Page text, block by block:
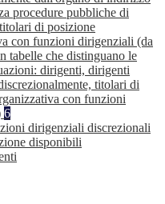
procedure pubbliche di
di posizione
con funzioni dirigenziali (da
tabelle che distinguano le
dirigenti, dirigenti
titolari di
con funzioni
6
dirigenziali discrezionali
disponibili